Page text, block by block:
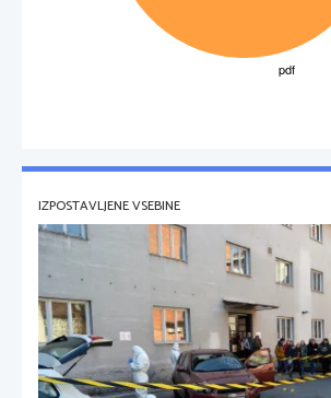
IZPOSTAVLJENE VSEBINE